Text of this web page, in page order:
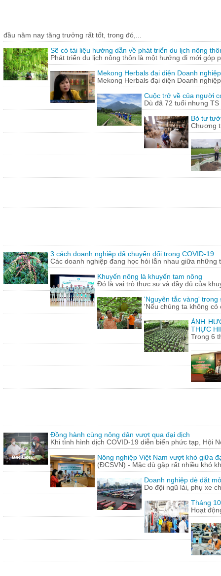
đầu năm nay tăng trưởng rất tốt, trong đó,...
Sẽ có tài liệu hướng dẫn về phát triển du lịch nông
Phát triển du lịch nông thôn là một hướng đi mới góp
Mekong Herbals đại diện Doanh
Mekong Herbals đại diện Doanh
Cuộc trở về của người
Dù đã 72 tuổi nhưng
Bỏ tư
Chương
3 cách doanh nghiệp đã chuyển đổi trong COVID-19
Các doanh nghiệp đang học hỏi lẫn nhau giữa những
Khuyến nông là khuyến tam nông
Đó là vai trò thực sự và đầy đủ của
'Nguyên tắc vàng' trong
'Nếu chúng ta không
ẢNH
THỰC
Trong 6
Đồng hành cùng nông dân vượt qua đại dịch
Khi tình hình dịch COVID-19 diễn biến phức tạp, Hội
Nông nghiệp Việt Nam vượt khó giữa
(ĐCSVN) - Mặc dù gặp rất nhiều khó
Doanh nghiệp dè dặt
Do đội ngũ lái, phụ xe
Tháng
Hoạt